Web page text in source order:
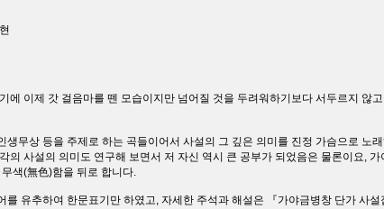
에 이제 갓 걸음마를 뗀 모습이지만 넘어질 것을 두려워하기보다 서두르지 않
생무상 등을 주제로 하는 곡들이어서 사설의 그 깊은 의미를 진정 가슴으로 노
의 사설의 의미도 연구해 보면서 저 자신 역시 큰 공부가 되었음은 물론이요,
색(無色)함을 뒤로 합니다.
를 유추하여 한문표기만 하였고, 자세한 주석과 해설은 『가야금병창 단가 사